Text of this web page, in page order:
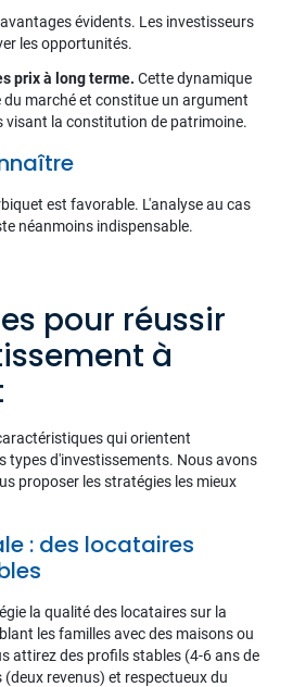
évidents. Les investisseurs
les opportunités.
prix à long terme. Cette dynamique
du marché et constitue un argument
visant la constitution de patrimoine.
est favorable. L'analyse au cas
néanmoins indispensable.
pour réussir
à
qui orientent
types d'investissements. Nous avons
proposer les stratégies les mieux
: des locataires
la qualité des locataires sur la
les familles avec des maisons ou
attirez des profils stables (4-6 ans de
revenus) et respectueux du